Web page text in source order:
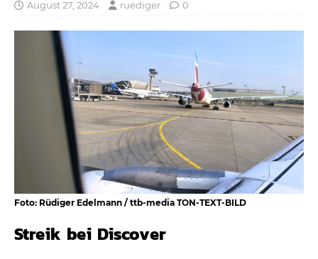
August 27, 2024 ruediger 0
Foto: Rüdiger Edelmann / ttb-media TON-TEXT-BILD
Streik bei Discover